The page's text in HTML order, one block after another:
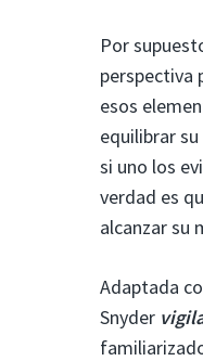
Por
perspectiva
esos
equilibrar
si uno los
verdad es
alcanzar su
Adaptada
Snyder